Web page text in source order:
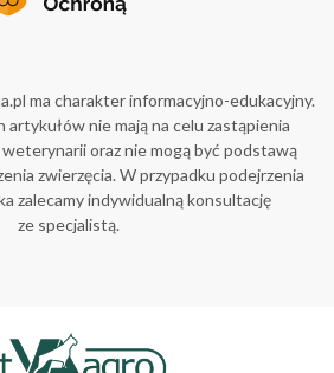
ma charakter informacyjno-edukacyjny.
artykułów nie mają na celu zastąpienia
oraz nie mogą być podstawą
zwierzęcia. W przypadku podejrzenia
zalecamy indywidualną konsultację
ze specjalistą.